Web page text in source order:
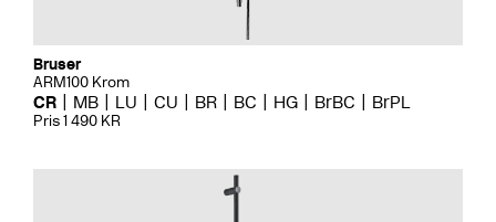
Bruser
ARM100 Krom
CR MB LU CU BR BC HG BrBC BrPL
Pris 1 490 KR